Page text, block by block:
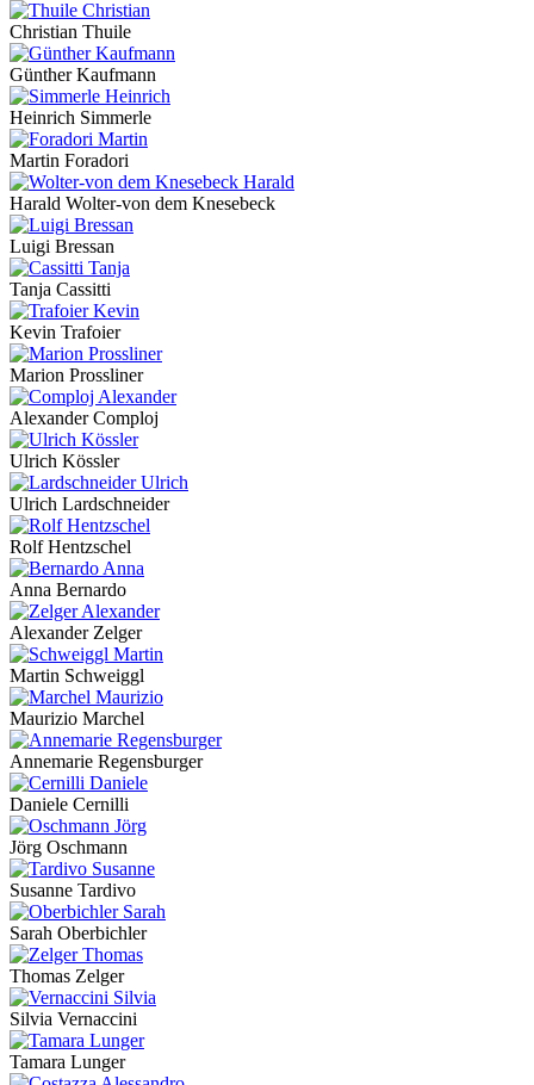
Christian Thuile
Günther Kaufmann
Heinrich Simmerle
Martin Foradori
Harald Wolter-von dem Knesebeck
Luigi Bressan
Tanja Cassitti
Kevin Trafoier
Marion Prossliner
Alexander Comploj
Ulrich Kössler
Ulrich Lardschneider
Rolf Hentzschel
Anna Bernardo
Alexander Zelger
Martin Schweiggl
Maurizio Marchel
Annemarie Regensburger
Daniele Cernilli
Jörg Oschmann
Susanne Tardivo
Sarah Oberbichler
Thomas Zelger
Silvia Vernaccini
Tamara Lunger